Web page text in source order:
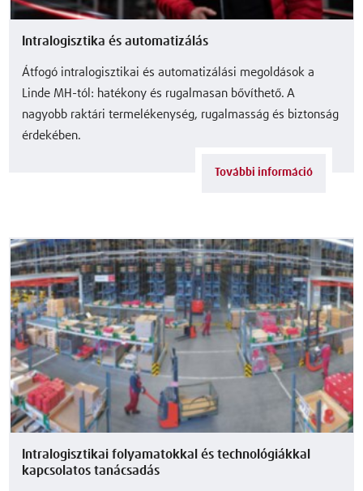
Intralogisztika és automatizálás
Átfogó intralogisztikai és automatizálási megoldások a
Linde MH-tól: hatékony és rugalmasan bővíthető. A
nagyobb raktári termelékenység, rugalmasság és biztonság
érdekében.
További információ
Intralogisztikai folyamatokkal és technológiákkal
kapcsolatos tanácsadás